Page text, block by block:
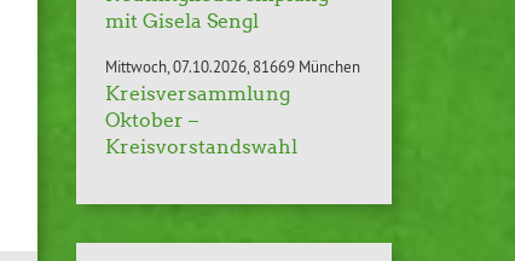
mit Gisela Sengl
Mittwoch 07.10.2026 81669 München
Kreisversammlung
Oktober –
Kreisvorstandswahl